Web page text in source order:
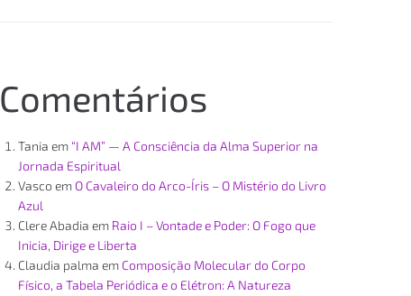
Comentários
Tania em “I AM” — A Consciência da Alma Superior na
Jornada Espiritual
Vasco em O Cavaleiro do Arco-Íris – O Mistério do Livro
Azul
Clere Abadia em Raio I – Vontade e Poder: O Fogo que
Inicia, Dirige e Liberta
Claudia palma em Composição Molecular do Corpo
Físico, a Tabela Periódica e o Elétron: A Natureza